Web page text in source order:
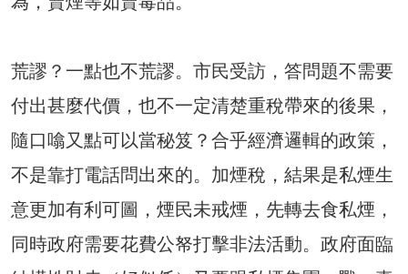
荒謬？一點也不荒謬。市民受訪，答問題不需要
付出甚麼代價，也不一定清楚重稅帶來的後果，
隨口噏又點可以當秘笈？合乎經濟邏輯的政策，
不是靠打電話問出來的。加煙稅，結果是私煙生
意更加有利可圖，煙民未戒煙，先轉去食私煙，
同時政府需要花費公帑打擊非法活動。政府面臨